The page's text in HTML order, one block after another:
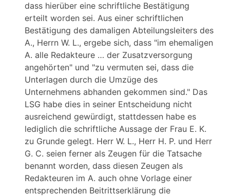
dass hierüber eine schriftliche Bestätigung
erteilt worden sei. Aus einer schriftlichen
Bestätigung des damaligen Abteilungsleiters des
A., Herrn W. L., ergebe sich, dass "im ehemaligen
A. alle Redakteure … der Zusatzversorgung
angehörten" und "zu vermuten sei, dass die
Unterlagen durch die Umzüge des
Unternehmens abhanden gekommen sind." Das
LSG habe dies in seiner Entscheidung nicht
ausreichend gewürdigt, stattdessen habe es
lediglich die schriftliche Aussage der Frau E. K.
zu Grunde gelegt. Herr W. L., Herr H. P. und Herr
G. C. seien ferner als Zeugen für die Tatsache
benannt worden, dass diesen Zeugen als
Redakteuren im A. auch ohne Vorlage einer
entsprechenden Beitrittserklärung die